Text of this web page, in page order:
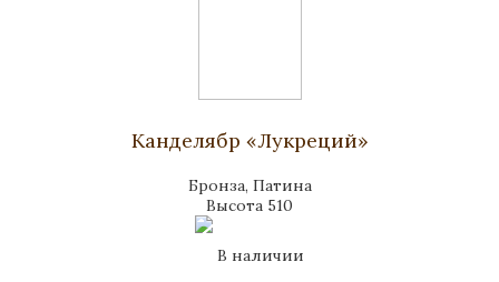
Канделябр «Лукреций»
Бронза, Патина
Высота 510
В наличии